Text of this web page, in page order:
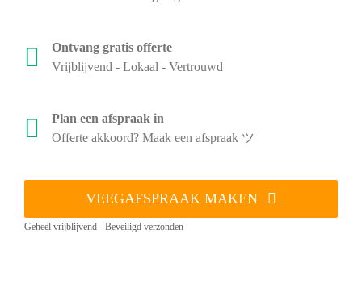
Ontvang gratis offerte
Vrijblijvend - Lokaal - Vertrouwd
Plan een afspraak in
Offerte akkoord? Maak een afspraak ツ
VEEGAFSPRAAK MAKEN
Geheel vrijblijvend - Beveiligd verzonden